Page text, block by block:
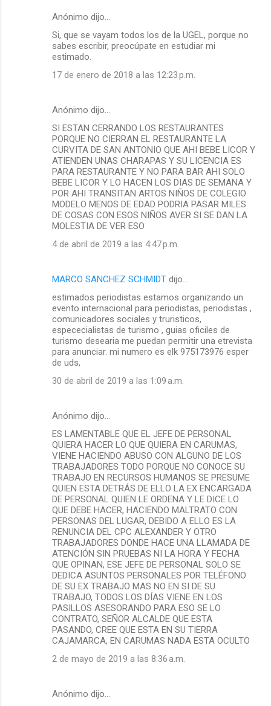
Anónimo dijo…
Si, que se vayam todos los de la UGEL, porque no
sabes escribir, preocúpate en estudiar mi
estimado.
17 de enero de 2018 a las 12:23 p.m.
Anónimo dijo…
SI ESTAN CERRANDO LOS RESTAURANTES
PORQUE NO CIERRAN EL RESTAURANTE LA
CURVITA DE SAN ANTONIO QUE AHI BEBE LICOR Y
ATIENDEN UNAS CHARAPAS Y SU LICENCIA ES
PARA RESTAURANTE Y NO PARA BAR AHI SOLO
BEBE LICOR Y LO HACEN LOS DIAS DE SEMANA Y
POR AHI TRANSITAN ARTOS NIÑOS DE COLEGIO
MODELO MENOS DE EDAD PODRIA PASAR MILES
DE COSAS CON ESOS NIÑOS AVER SI SE DAN LA
MOLESTIA DE VER ESO
4 de abril de 2019 a las 4:47 p.m.
MARCO SANCHEZ SCHMIDT dijo…
estimados periodistas estamos organizando un
evento internacional para periodistas, periodistas ,
comunicadores sociales y truristicos,
espececialistas de turismo , guias oficiles de
turismo desearia me puedan permitir una etrevista
para anunciar. mi numero es elk 975173976 esper
de uds,
30 de abril de 2019 a las 1:09 a.m.
Anónimo dijo…
ES LAMENTABLE QUE EL JEFE DE PERSONAL
QUIERA HACER LO QUE QUIERA EN CARUMAS,
VIENE HACIENDO ABUSO CON ALGUNO DE LOS
TRABAJADORES TODO PORQUE NO CONOCE SU
TRABAJO EN RECURSOS HUMANOS SE PRESUME
QUIEN ESTA DETRÁS DE ELLO LA EX ENCARGADA
DE PERSONAL QUIEN LE ORDENA Y LE DICE LO
QUE DEBE HACER, HACIENDO MALTRATO CON
PERSONAS DEL LUGAR, DEBIDO A ELLO ES LA
RENUNCIA DEL CPC ALEXANDER Y OTRO
TRABAJADORES DONDE HACE UNA LLAMADA DE
ATENCIÓN SIN PRUEBAS NI LA HORA Y FECHA
QUE OPINAN, ESE JEFE DE PERSONAL SOLO SE
DEDICA ASUNTOS PERSONALES POR TELÉFONO
DE SU EX TRABAJO MAS NO EN SI DE SU
TRABAJO, TODOS LOS DÍAS VIENE EN LOS
PASILLOS ASESORANDO PARA ESO SE LO
CONTRATO, SEÑOR ALCALDE QUE ESTA
PASANDO, CREE QUE ESTA EN SU TIERRA
CAJAMARCA, EN CARUMAS NADA ESTA OCULTO
2 de mayo de 2019 a las 8:36 a.m.
Anónimo dijo…